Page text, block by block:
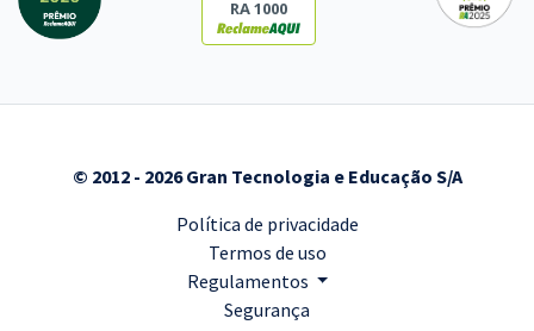
RA 1000
© 2012 - 2026 Gran Tecnologia e Educação S/A
Política de privacidade
Termos de uso
Regulamentos
Segurança